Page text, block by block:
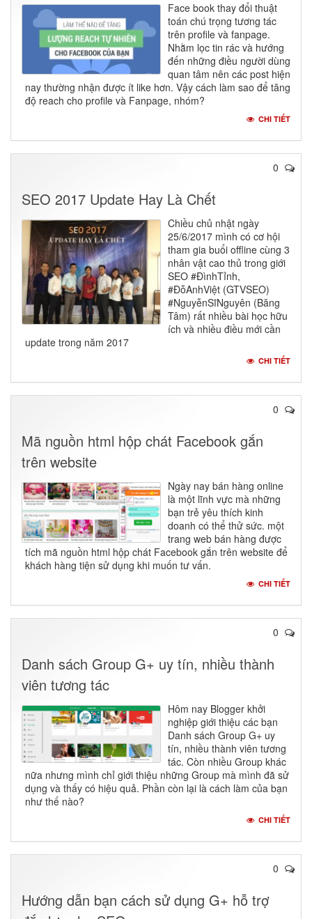
Face book thay đổi thuật
toán chú trọng tương tác
trên profile và fanpage.
Nhằm lọc tin rác và hướng
đến những điều người dùng
quan tâm nên các post hiện
nay thường nhận được ít like hơn. Vậy cách làm sao để tăng
độ reach cho profile và Fanpage, nhóm?
CHI TIẾT
0
SEO 2017 Update Hay Là Chết
Chiều chủ nhật ngày
25/6/2017 mình có cơ hội
tham gia buổi offline cùng 3
nhân vật cao thủ trong giới
SEO #ĐìnhTỉnh,
#ĐỗAnhViệt (GTVSEO)
#NguyễnSĩNguyên (Băng
Tâm) rất nhiều bài học hữu
ích và nhiều điều mới cần
update trong năm 2017
CHI TIẾT
0
Mã nguồn html hộp chát Facebook gắn
trên website
Ngày nay bán hàng online
là một lĩnh vực mà những
bạn trẻ yêu thích kinh
doanh có thể thử sức. một
trang web bán hàng được
tích mã nguồn html hộp chát Facebook gắn trên website để
khách hàng tiện sử dụng khi muốn tư vấn.
CHI TIẾT
0
Danh sách Group G+ uy tín, nhiều thành
viên tương tác
Hôm nay Blogger khởi
nghiệp giới thiệu các bạn
Danh sách Group G+ uy
tín, nhiều thành viên tương
tác. Còn nhiều Group khác
nữa nhưng mình chỉ giới thiệu những Group mà mình đã sử
dụng và thấy có hiệu quả. Phần còn lại là cách làm của bạn
như thế nào?
CHI TIẾT
0
Hướng dẫn bạn cách sử dụng G+ hỗ trợ